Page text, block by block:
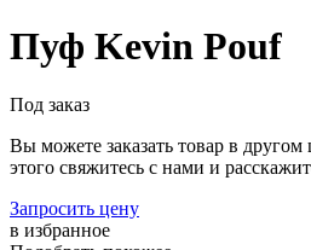
Пуф Kevin Pouf
Под заказ
Вы можете заказать товар в другом
этого свяжитесь с нами и
Запросить цену
в избранное